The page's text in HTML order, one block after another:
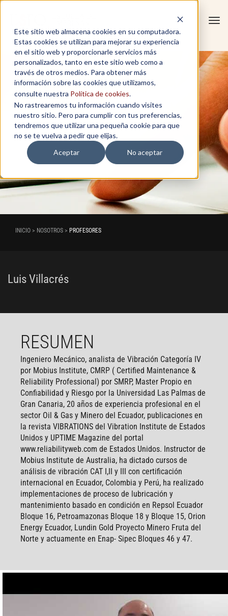
Este sitio web almacena cookies en su computadora.
Estas cookies se utilizan para mejorar su experiencia
en el sitio web y proporcionarle servicios más
personalizados, tanto en este sitio web como a
través de otros medios. Para obtener más
información sobre las cookies que utilizamos,
consulte nuestra Política de cookies.
No rastrearemos tu información cuando visites
nuestro sitio. Pero para cumplir con tus preferencias,
tendremos que utilizar una pequeña cookie para que
no se te vuelva a pedir que elijas.
Aceptar
No aceptar
PROFESORES
INICIO > NOSOTROS > PROFESORES
Luis Villacrés
RESUMEN
Ingeniero Mecánico, analista de Vibración Categoría IV
por Mobius Institute, CMRP ( Certified Maintenance &
Reliability Professional) por SMRP, Master Propio en
Confiabilidad y Riesgo por la Universidad Las Palmas de
Gran Canaria, 20 años de experiencia profesional en el
sector Oil & Gas y Minero del Ecuador, publicaciones en
la revista VIBRATIONS del Vibration Institute de Estados
Unidos y UPTIME Magazine del portal
www.reliabilityweb.com de Estados Unidos. Instructor de
Mobius Institute de Australia, ha dictado cursos de
análisis de vibración CAT I,II y III con certificación
internacional en Ecuador, Colombia y Perú, ha realizado
implementaciones de proceso de lubricación y
mantenimiento basado en condición en Repsol Ecuador
Bloque 16, Petroamazonas Bloque 18 y Bloque 15, Orion
Energy Ecuador, Lundin Gold Proyecto Minero Fruta del
Norte y actuamente en Enap- Sipec Bloques 46 y 47.